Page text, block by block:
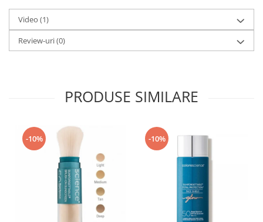
Video (1)
Review-uri(0)
PRODUSE SIMILARE
-10% -10%